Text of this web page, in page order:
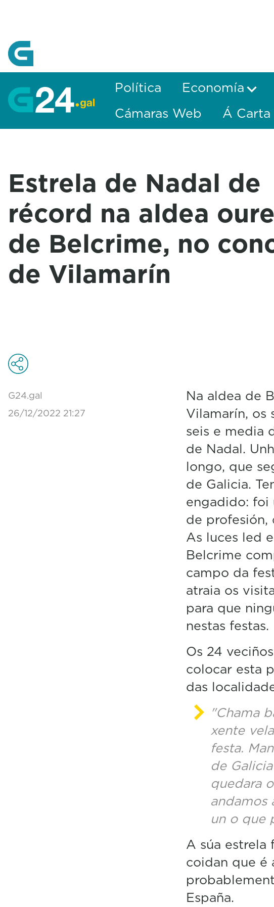
Política Economía
Cámaras Web
Á Carta
Estrela de Nadal de
récord na aldea
de Belcrime, no
de Vilamarín
G24.gal
26/12/2022 21:27
Na aldea de
Vilamarín, os
seis e media
de Nadal.
longo, que
de Galicia.
engadido: foi
de profesión,
As luces led
Belcrime
campo da
atraia os
para que
nestas festas.
Os 24
colocar esta
das
"Chama
xente
festa.
de
quedara
andamos
un o que
A súa
coidan que é
España.